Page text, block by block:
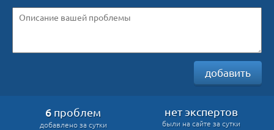
добавить
6 проблем
добавлено за сутки
нет экспертов
были на сайте за сутки